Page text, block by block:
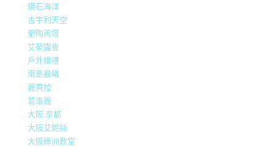
鑽石海洋
古宇利天空
聖陶芮塔
艾葵露雀
戶外婚禮
南島晨曦
麗貝拉
葛洛麗
大阪.京都
大阪艾妮絲
大阪綠洲教堂